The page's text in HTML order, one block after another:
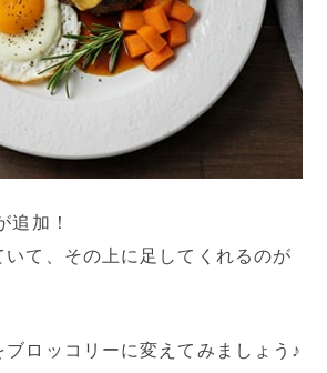
追加！
いて、その上に足してくれるのが
ロッコリーに変えてみましょう♪